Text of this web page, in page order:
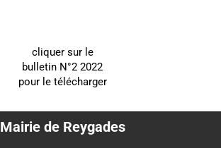
cliquer sur le
bulletin N°2 2022
pour le télécharger
Mairie de Reygades